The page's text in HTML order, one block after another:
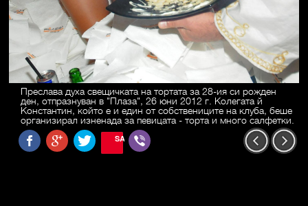
Преслава духа свещичката на тортата за 28-ия си рожден
ден, отпразнуван в "Плаза", 26 юни 2012 г. Колегата й
Константин, който е и един от собствениците на клуба, беше
организирал изненада за певицата - торта и много салфетки.
SAVE